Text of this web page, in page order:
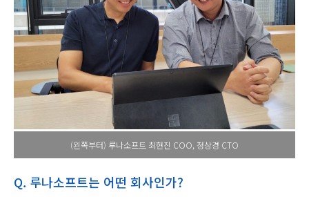
(왼쪽부터) 루나소프트 최현진 COO, 정상경 CTO
Q. 루나소프트는 어떤 회사인가?